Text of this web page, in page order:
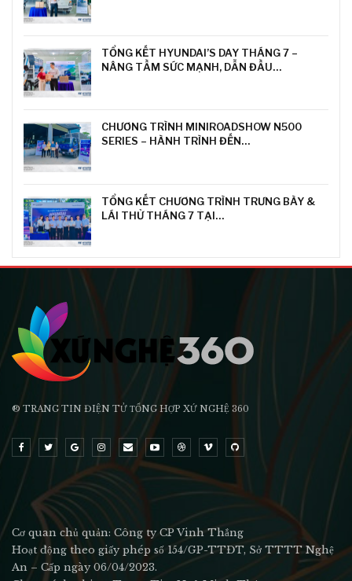
TỔNG KẾT HYUNDAI’S DAY THÁNG 7 –
NÂNG TẦM SỨC MẠNH, DẪN ĐẦU…
CHƯƠNG TRÌNH MINIROADSHOW N500
SERIES – HÀNH TRÌNH ĐẾN…
TỔNG KẾT CHƯƠNG TRÌNH TRƯNG BÀY &
LÁI THỬ THÁNG 7 TẠI…
® TRANG TIN ĐIỆN TỬ ТỔNG HỢP XỨ NGHỆ 360
Cơ quan chủ quản: Công ty CP Vinh Thắng
Hoạt động theo giấy phép số 154/GP-TTĐT, Sở TTTT Nghệ
An – Cấp ngày 06/04/2023.